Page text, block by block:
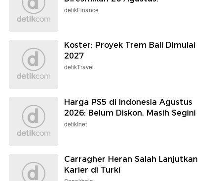
detikFinance
Koster: Proyek Trem Bali Dimulai
2027
detikTravel
Harga PS5 di Indonesia Agustus
2026: Belum Diskon, Masih Segini
detikInet
Carragher Heran Salah Lanjutkan
Karier di Turki